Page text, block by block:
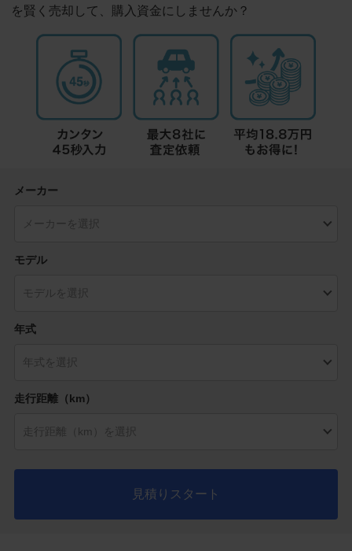
を賢く売却して、購入資金にしませんか？
メーカー
モデル
年式
走行距離（km）
見積りスタート